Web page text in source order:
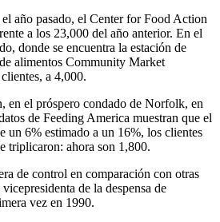
año pasado, el Center for Food Action
a los 23,000 del año anterior. En el
donde se encuentra la estación de
alimentos Community Market
a 4,000.
en el próspero condado de Norfolk, en
de Feeding America muestran que el
un 6% estimado a un 16%, los clientes
triplicaron: ahora son 1,800.
de control en comparación con otras
de la despensa de
vez en 1990.